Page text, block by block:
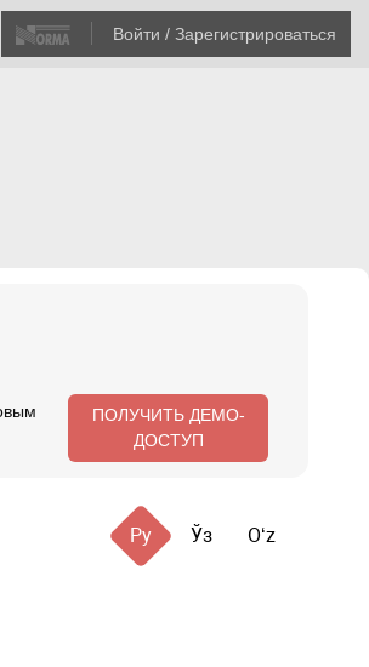
Войти / Зарегистрироваться
ПОЛУЧИТЬ ДЕМО-
ДОСТУП
Ру Ўз Oʻz